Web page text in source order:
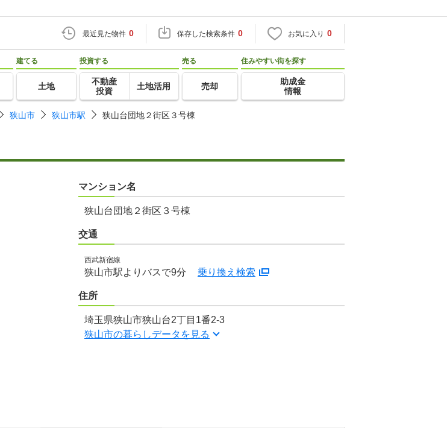
最近見た物件 0 保存した検索条件 0 お気に入り 0
建てる
土地
投資する
不動産
投資
土地活用
売る
売却
住みやすい街を探す
助成金
情報
狭山市 狭山市駅 狭山台団地２街区３号棟
マンション名
狭山台団地２街区３号棟
交通
西武新宿線
狭山市駅よりバスで9分 乗り換え検索
住所
埼玉県狭山市狭山台2丁目1番2-3
狭山市の暮らしデータを見る